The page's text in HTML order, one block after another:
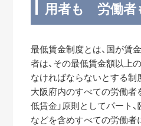
用者も 労働者
最低賃金制度とは、国が賃
者は、その最低賃金額以上
なければならないとする制
大阪府内のすべての労働者
低賃金」原則としてパート、
などを含めすべての労働者